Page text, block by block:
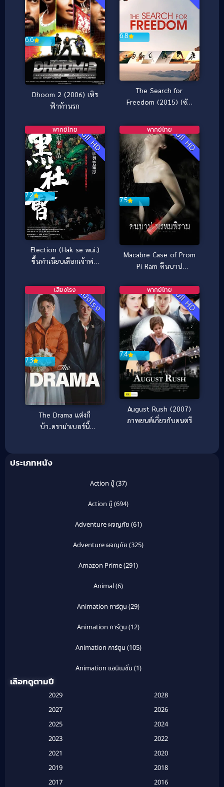
6.6
Dhoom 2 (2006) เหิร
ฟ้าท้านรก
6.8
The Search for
Freedom (2015) (ซับ
Full HD
7.2
พากย์ไทย
Election (Hak se wui.)
ขึ้นทำเนียบเลือกเจ้าพ่อ
Full HD
7.5
พากย์ไทย
Macabre Case of Prom
Pi Ram คืนบาป
หนังโรง
7.3
เสียงโรง
The Drama แต่งก็
บ้า..ดราม่าเบอร์นี้
Full HD
7.4
พากย์ไทย
August Rush (2007)
ภาพยนต์เกี่ยวกับดนตรี
ประเภทหนัง
Action บู๊(37)
Action บู๊(694)
Adventure ผจญภัย (61)
Adventure ผจญภัย (325)
Amazon Prime(291)
Animal(6)
Animation การ์ตูน (29)
Animation การ์ตูน (12)
Animation การ์ตูน (105)
Animation แอนิเมชั่น (1)
Based on a True Story สร้างจากเรื่องจริง(2)
Based on a True Story เรื่องจริง (20)
เลือกดูตามปี
2029
2028
2027
2026
2025
2024
2023
2022
2021
2020
2019
2018
2017
2016